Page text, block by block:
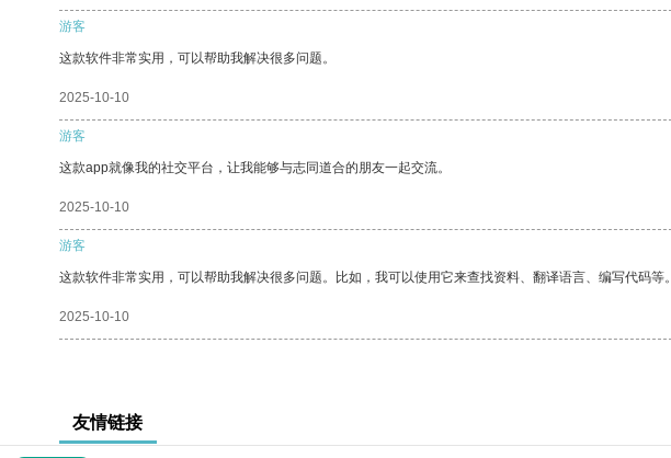
游客
这款软件非常实用，可以帮助我解决很多问题。
2025-10-10
游客
这款app就像我的社交平台，让我能够与志同道合的朋友一起交流。
2025-10-10
游客
这款软件非常实用，可以帮助我解决很多问题。比如，我可以使用它来查找资料、翻译语言、编写代码等。
2025-10-10
友情链接